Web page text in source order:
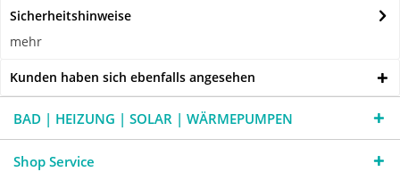
Sicherheitshinweise
mehr
Kunden haben sich ebenfalls angesehen
BAD | HEIZUNG | SOLAR | WÄRMEPUMPEN
Shop Service